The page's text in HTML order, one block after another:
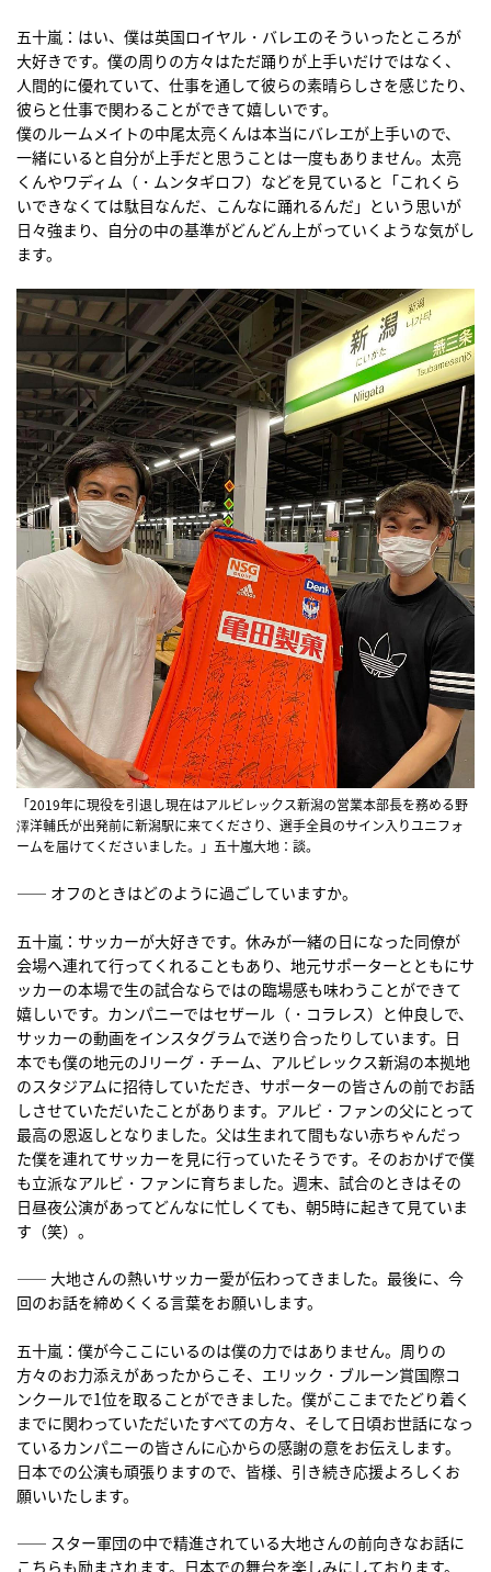
五十嵐：はい、僕は英国ロイヤル・バレエのそういったところが
大好きです。僕の周りの方々はただ踊りが上手いだけではなく、
人間的に優れていて、仕事を通して彼らの素晴らしさを感じたり、
彼らと仕事で関わることができて嬉しいです。
僕のルームメイトの中尾太亮くんは本当にバレエが上手いので、
一緒にいると自分が上手だと思うことは一度もありません。太亮
くんやワディム（・ムンタギロフ）などを見ていると「これくら
いできなくては駄目なんだ、こんなに踊れるんだ」という思いが
日々強まり、自分の中の基準がどんどん上がっていくような気がし
ます。
「2019年に現役を引退し現在はアルビレックス新潟の営業本部長を務める野
澤洋輔氏が出発前に新潟駅に来てくださり、選手全員のサイン入りユニフォ
ームを届けてくださいました。」五十嵐大地：談。
―― オフのときはどのように過ごしていますか。
五十嵐：サッカーが大好きです。休みが一緒の日になった同僚が
会場へ連れて行ってくれることもあり、地元サポーターとともにサ
ッカーの本場で生の試合ならではの臨場感も味わうことができて
嬉しいです。カンパニーではセザール（・コラレス）と仲良しで、
サッカーの動画をインスタグラムで送り合ったりしています。日
本でも僕の地元のJリーグ・チーム、アルビレックス新潟の本拠地
のスタジアムに招待していただき、サポーターの皆さんの前でお話
しさせていただいたことがあります。アルビ・ファンの父にとって
最高の恩返しとなりました。父は生まれて間もない赤ちゃんだっ
た僕を連れてサッカーを見に行っていたそうです。そのおかげで僕
も立派なアルビ・ファンに育ちました。週末、試合のときはその
日昼夜公演があってどんなに忙しくても、朝5時に起きて見ていま
す（笑）。
―― 大地さんの熱いサッカー愛が伝わってきました。最後に、今
回のお話を締めくくる言葉をお願いします。
五十嵐：僕が今ここにいるのは僕の力ではありません。周りの
方々のお力添えがあったからこそ、エリック・ブルーン賞国際コ
ンクールで1位を取ることができました。僕がここまでたどり着く
までに関わっていただいたすべての方々、そして日頃お世話になっ
ているカンパニーの皆さんに心からの感謝の意をお伝えします。
日本での公演も頑張りますので、皆様、引き続き応援よろしくお
願いいたします。
―― スター軍団の中で精進されている大地さんの前向きなお話に
こちらも励まされます。日本での舞台を楽しみにしております。